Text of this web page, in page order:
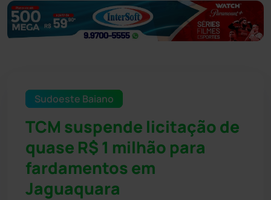
Sudoeste Baiano
TCM suspende licitação de
quase R$ 1 milhão para
fardamentos em
Jaguaquara